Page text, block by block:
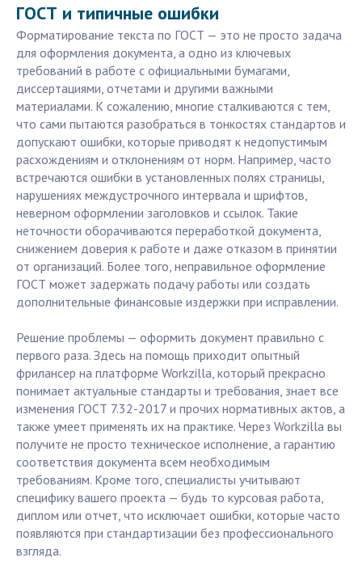
ГОСТ и типичные ошибки
Форматирование текста по ГОСТ — это не просто задача
для оформления документа, а одно из ключевых
требований в работе с официальными бумагами,
диссертациями, отчетами и другими важными
материалами. К сожалению, многие сталкиваются с тем,
что сами пытаются разобраться в тонкостях стандартов и
допускают ошибки, которые приводят к недопустимым
расхождениям и отклонениям от норм. Например, часто
встречаются ошибки в установленных полях страницы,
нарушениях междустрочного интервала и шрифтов,
неверном оформлении заголовков и ссылок. Такие
неточности оборачиваются переработкой документа,
снижением доверия к работе и даже отказом в принятии
от организаций. Более того, неправильное оформление
ГОСТ может задержать подачу работы или создать
дополнительные финансовые издержки при исправлении.
Решение проблемы — оформить документ правильно с
первого раза. Здесь на помощь приходит опытный
фрилансер на платформе Workzilla, который прекрасно
понимает актуальные стандарты и требования, знает все
изменения ГОСТ 7.32-2017 и прочих нормативных актов, а
также умеет применять их на практике. Через Workzilla вы
получите не просто техническое исполнение, а гарантию
соответствия документа всем необходимым
требованиям. Кроме того, специалисты учитывают
специфику вашего проекта — будь то курсовая работа,
диплом или отчет, что исключает ошибки, которые часто
появляются при стандартизации без профессионального
взгляда.